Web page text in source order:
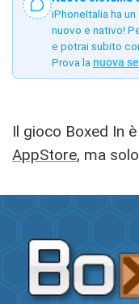
iPhoneItalia ha
nuovo e nativo!
e potrai subito
Prova la nuova
Il gioco Boxed In
AppStore, ma